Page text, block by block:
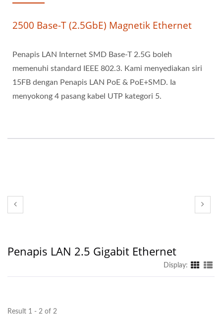
2500 Base-T (2.5GbE) Magnetik Ethernet
Penapis LAN Internet SMD Base-T 2.5G boleh
memenuhi standard IEEE 802.3. Kami menyediakan siri
15FB dengan Penapis LAN PoE & PoE+SMD. Ia
menyokong 4 pasang kabel UTP kategori 5.
Penapis LAN 2.5 Gigabit Ethernet
Display:
Result 1 - 2 of 2